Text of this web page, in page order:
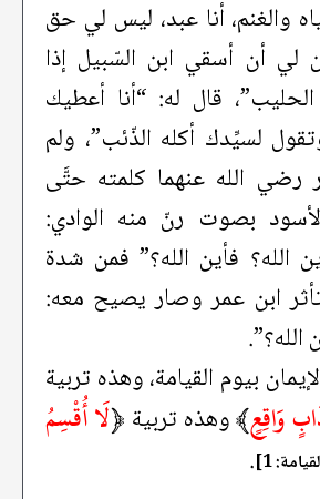
والغنم، أنا عبد، ليس لي حق
لي أن أسقي ابن السّبيل إذا
قال له: “أنا أعطيك
لسيِّدك أكله الذّئب”، ولم
رضي الله عنهما كلمته حتَّى
بصوت رنّ منه الوادي:
الله؟ فأين الله؟” فمن شدة
تأثر ابن عمر وصار يصيح معه:
الله؟”.
بيوم القيامة، وهذه تربية
وَاقِعٍ﴾وهذه تربية ﴿لَا أُقْسِمُ
1]
.